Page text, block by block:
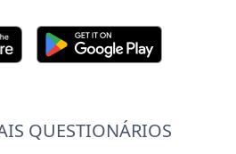
QUESTIONÁRIOS